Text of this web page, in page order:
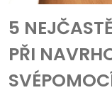
5
PŘI